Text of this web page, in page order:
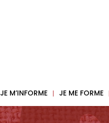
JE M’INFORME JE ME FORME